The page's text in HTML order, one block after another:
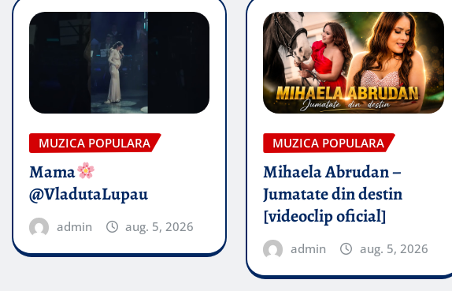
MUZICA POPULARA
Mama
@VladutaLupau
admin aug. 5, 2026
MUZICA POPULARA
Mihaela Abrudan –
Jumatate din destin
[videoclip oficial]
admin aug. 5, 2026